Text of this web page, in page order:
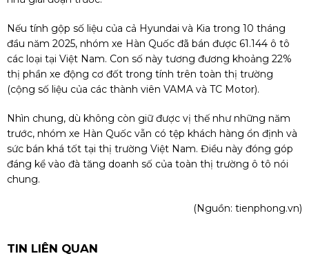
Nếu tính gộp số liệu của cả Hyundai và Kia trong 10 tháng
đầu năm 2025, nhóm xe Hàn Quốc đã bán được 61.144 ô tô
các loại tại Việt Nam. Con số này tương đương khoảng 22%
thị phần xe động cơ đốt trong tính trên toàn thị trường
(cộng số liệu của các thành viên VAMA và TC Motor).
Nhìn chung, dù không còn giữ được vị thế như những năm
trước, nhóm xe Hàn Quốc vẫn có tệp khách hàng ổn định và
sức bán khá tốt tại thị trường Việt Nam. Điều này đóng góp
đáng kể vào đà tăng doanh số của toàn thị trường ô tô nói
chung.
(Nguồn: tienphong.vn)
TIN LIÊN QUAN